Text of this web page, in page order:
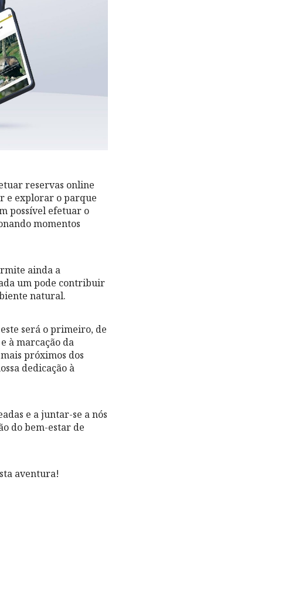
reservas online
e explorar o parque
possível efetuar o
momentos
ainda a
um pode contribuir
natural.
será o primeiro, de
à marcação da
próximos dos
dedicação à
e a juntar-se a nós
do bem-estar de
aventura!